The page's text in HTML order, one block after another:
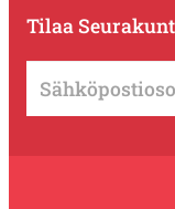
Tilaa